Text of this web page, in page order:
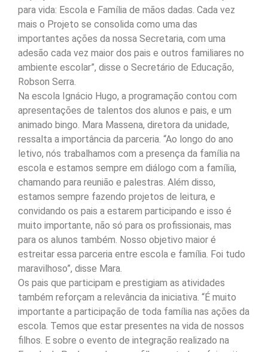
para vida: Escola e Família de mãos dadas. Cada vez
mais o Projeto se consolida como uma das
importantes ações da nossa Secretaria, com uma
adesão cada vez maior dos pais e outros familiares no
ambiente escolar”, disse o Secretário de Educação,
Robson Serra.
Na escola Ignácio Hugo, a programação contou com
apresentações de talentos dos alunos e pais, e um
animado bingo. Mara Massena, diretora da unidade,
ressalta a importância da parceria. “Ao longo do ano
letivo, nós trabalhamos com a presença da família na
escola e estamos sempre em diálogo com a família,
chamando para reunião e palestras. Além disso,
estamos sempre fazendo projetos de leitura, e
convidando os pais a estarem participando e isso é
muito importante, não só para os profissionais, mas
para os alunos também. Nosso objetivo maior é
estreitar essa parceria entre escola e família. Foi tudo
maravilhoso”, disse Mara.
Os pais que participam e prestigiam as atividades
também reforçam a relevância da iniciativa. “É muito
importante a participação de toda família nas ações da
escola. Temos que estar presentes na vida de nossos
filhos. E sobre o evento de integração realizado na